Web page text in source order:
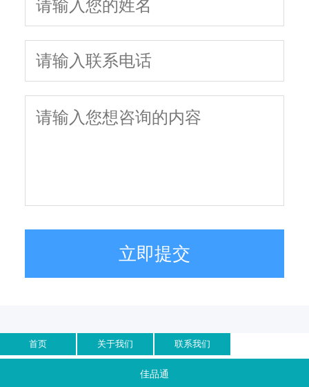
立即提交
首页 关于我们 联系我们
佳品通